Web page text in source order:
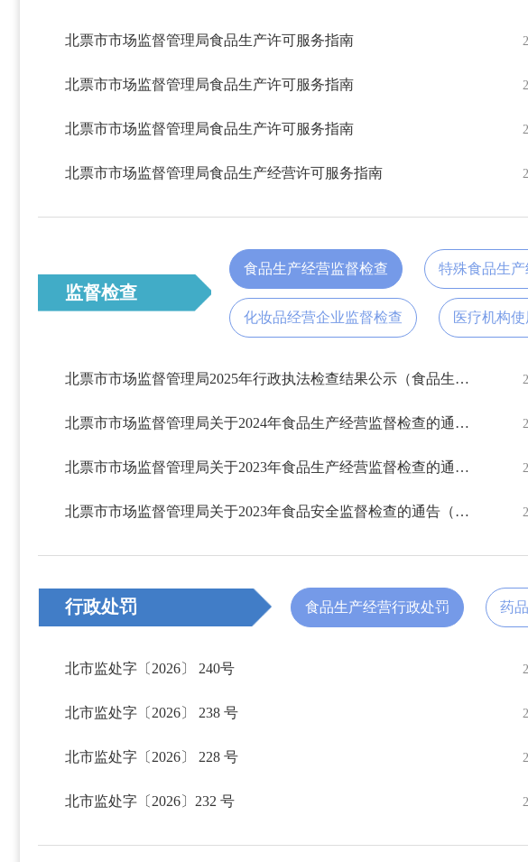
北票市市场监督管理局食品生产许可服务指南
北票市市场监督管理局食品生产许可服务指南
北票市市场监督管理局食品生产许可服务指南
北票市市场监督管理局食品生产经营许可服务指南
监督检查
食品生产经营监督检查 特殊食品生
化妆品经营企业监督检查 医疗机构
北票市市场监督管理局2025年行政执法检查结果公示（食品生产股）
北票市市场监督管理局关于2024年食品生产经营监督检查的通告（一）
北票市市场监督管理局关于2023年食品生产经营监督检查的通告（五）
北票市市场监督管理局关于2023年食品安全监督检查的通告（四）
行政处罚 食品生产经营行政处罚 药
北市监处字〔2026〕 240号
北市监处字〔2026〕 238 号
北市监处字〔2026〕 228 号
北市监处字〔2026〕232 号